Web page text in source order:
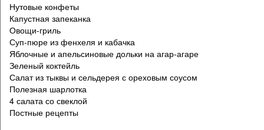
Нутовые конфеты
Капустная запеканка
Овощи-гриль
Суп-пюре из фенхеля и кабачка
Яблочные и апельсиновые дольки на агар-агаре
Зеленый коктейль
Салат из тыквы и сельдерея с ореховым соусом
Полезная шарлотка
4 салата со свеклой
Постные рецепты